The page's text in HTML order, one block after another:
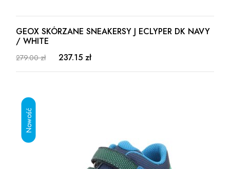
GEOX SKÓRZANE SNEAKERSY J ECLYPER DK NAVY
/ WHITE
279.00 zł 237.15 zł